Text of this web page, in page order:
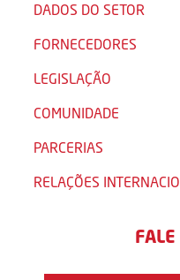
DADOS DO SETOR
FORNECEDORES
LEGISLAÇÃO
COMUNIDADE
PARCERIAS
RELAÇÕES
FALE